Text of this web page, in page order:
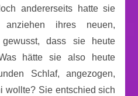
andererseits hatte sie
ihres neuen,
dass sie heute
hätte sie also heute
Schlaf, angezogen,
wollte? Sie entschied sich